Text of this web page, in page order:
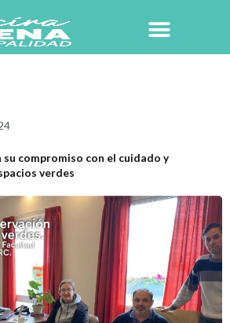
compromiso con el cuidado y
verdes